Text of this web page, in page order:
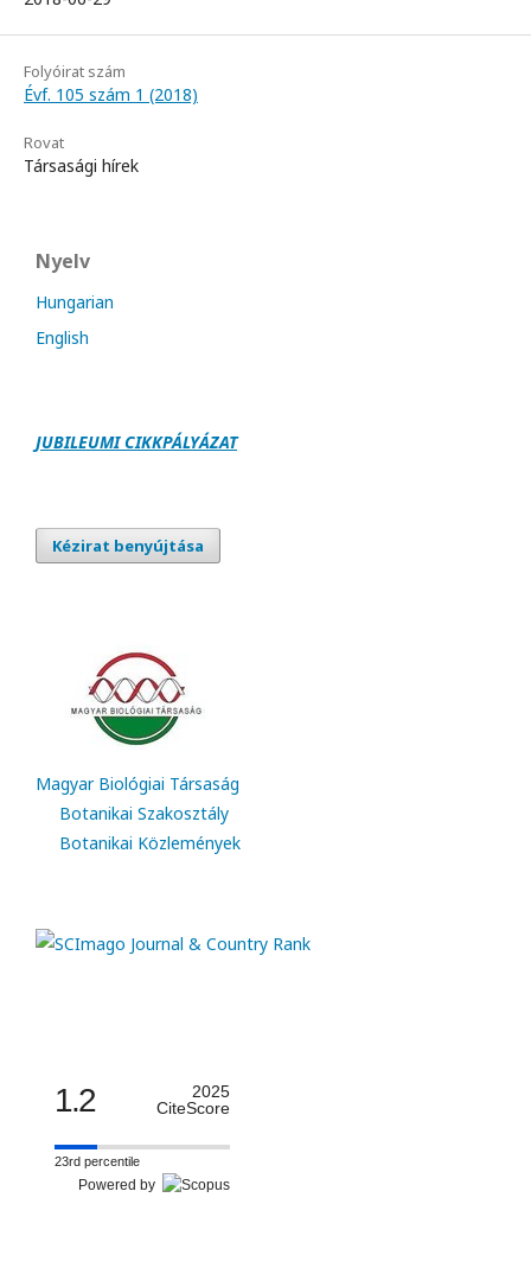
Folyóirat szám
Évf. 105 szám 1 (2018)
Rovat
Társasági hírek
Nyelv
Hungarian
English
JUBILEUMI CIKKPÁLYÁZAT
Kézirat benyújtása
Magyar Biológiai Társaság
Botanikai Szakosztály
Botanikai Közlemények
1.2
2025
CiteScore
23rd percentile
Powered by